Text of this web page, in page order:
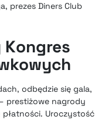
prezes Diners Club
odbędzie się gala,
prestiżowe nagrody
Uroczystość